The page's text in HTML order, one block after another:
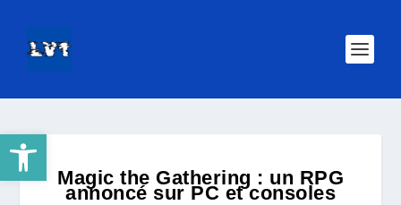
Ouvrir la barre d’outils
Magic the Gathering : un RPG
annoncé sur PC et consoles